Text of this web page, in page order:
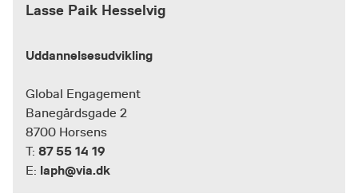
Lasse Paik Hesselvig
Uddannelsesudvikling
Global Engagement
Banegårdsgade 2
8700 Horsens
T: 87 55 14 19
E: laph@via.dk